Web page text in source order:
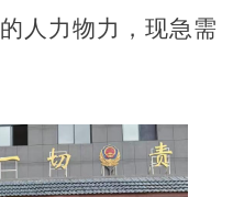
人力物力，现急需